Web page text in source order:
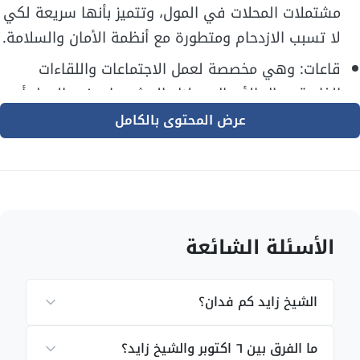
مشتملات المحلات في المول، وتتميز بأنها سريعة لكي
لا تسبب الازدحام ومتطورة مع أنظمة الأمان والسلامة.
قاعات: وهي مخصصة لعمل الاجتماعات واللقاءات
الخاصة برجال الأعمال وملاك المشروعات في المول أو
منطقة ألعاب للأطفال: وبها الألعاب المناسبة لكل
مراحل الطفولة للأولاد والبنات، بالإضافة للعوامل
الأنشطة الرياضية: حيث يوجد جيم حديث متطور من
خلال أحدث الأجهزة الرياضية والكهربائية، وأيضا يمكنك
عرض المحتوى بالكامل
الأسئلة الشائعة
الشيخ زايد كم فدان؟
ما الفرق بين ٦ اكتوبر والشيخ زايد؟